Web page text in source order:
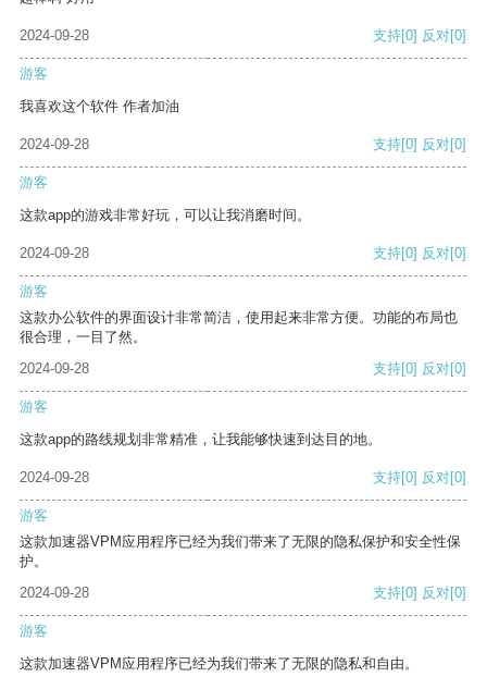
2024-09-28 支持[0] 反对[0]
游客
我喜欢这个软件 作者加油
2024-09-28 支持[0] 反对[0]
游客
这款app的游戏非常好玩，可以让我消磨时间。
2024-09-28 支持[0] 反对[0]
游客
这款办公软件的界面设计非常简洁，使用起来非常方便。功能的布局也
很合理，一目了然。
2024-09-28
支持[0] 反对[0]
游客
这款app的路线规划非常精准，让我能够快速到达目的地。
2024-09-28 支持[0] 反对[0]
游客
这款加速器VPM应用程序已经为我们带来了无限的隐私保护和安全性保
护。
2024-09-28
支持[0] 反对[0]
游客
这款加速器VPM应用程序已经为我们带来了无限的隐私和自由。